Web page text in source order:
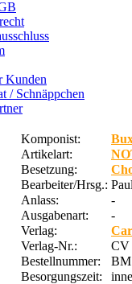
Kunden
/ Schnäppchen
Komponist:
Artikelart:
Besetzung:
Bearbeiter/Hrsg.:
Anlass:
-
Ausgabenart:
-
Verlag:
Verlag-Nr.:
CV
Bestellnummer:
Besorgungszeit: